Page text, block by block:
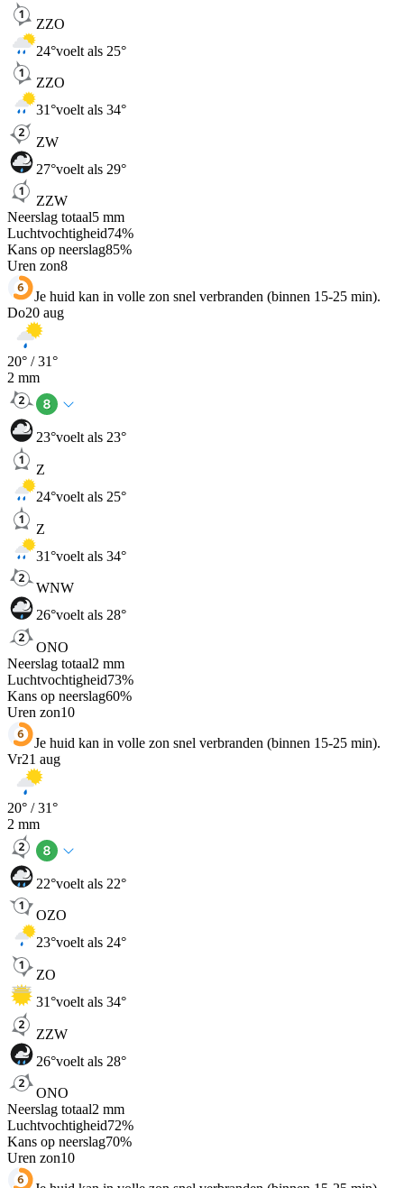
ZZO
24°voelt als 25°
ZZO
31°voelt als 34°
ZW
27°voelt als 29°
ZZW
Neerslag totaal5 mm
Luchtvochtigheid74%
Kans op neerslag85%
Uren zon8
Je huid kan in volle zon snel verbranden (binnen 15-25 min).
Do20 aug
20° /31°
2 mm
23°voelt als 23°
Z
24°voelt als 25°
Z
31°voelt als 34°
WNW
26°voelt als 28°
ONO
Neerslag totaal2 mm
Luchtvochtigheid73%
Kans op neerslag60%
Uren zon10
Je huid kan in volle zon snel verbranden (binnen 15-25 min).
Vr21 aug
20° /31°
2 mm
22°voelt als 22°
OZO
23°voelt als 24°
ZO
31°voelt als 34°
ZZW
26°voelt als 28°
ONO
Neerslag totaal2 mm
Luchtvochtigheid72%
Kans op neerslag70%
Uren zon10